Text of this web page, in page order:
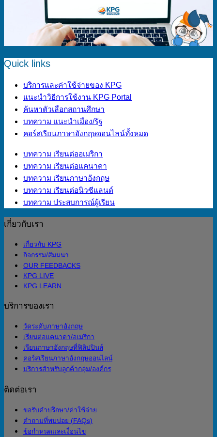
Quick links
บริการและค่าใช้จ่ายของ KPG
แนะนำวิธีการใช้งาน KPG Portal
ค้นหาตัวเลือกสถานศึกษา
บทความ แนะนำเมือง/รัฐ
คอร์สเรียนภาษาอังกฤษออนไลน์ทั้งหมด
บทความ เรียนต่ออเมริกา
บทความ เรียนต่อแคนาดา
บทความ เรียนภาษาอังกฤษ
บทความ เรียนต่อนิวซีแลนด์
บทความ ประสบการณ์ผู้เรียน
เกี่ยวกับเรา
เกี่ยวกับ KPG
กิจกรรม/สัมมนา
OUR FEEDBACKS
KPG LIVE
KPG LEARN
บริการของเรา
วัดระดับภาษาอังกฤษ
เรียนต่อแคนาดา/อเมริกา
เรียนภาษาอังกฤษที่ฟิลิปปินส์
คอร์สเรียนภาษาอังกฤษออนไลน์
บริการสำหรับลูกค้ากลุ่ม/องค์กร
ติดต่อเรา
ขอรับคำปรึกษา/ค่าใช้จ่าย
คำถามที่พบบ่อย (FAQs)
ข้อกำหนดและเงื่อนไข